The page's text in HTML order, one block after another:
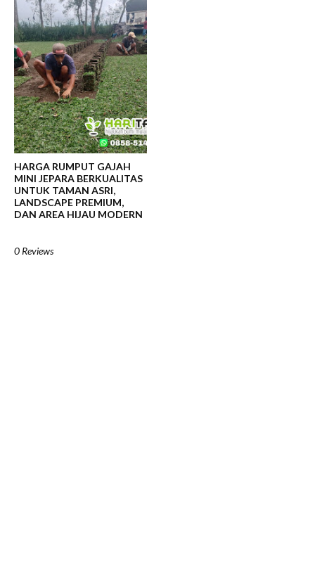
HARGA RUMPUT GAJAH
MINI JEPARA BERKUALITAS
UNTUK TAMAN ASRI,
LANDSCAPE PREMIUM,
DAN AREA HIJAU MODERN
0 Reviews